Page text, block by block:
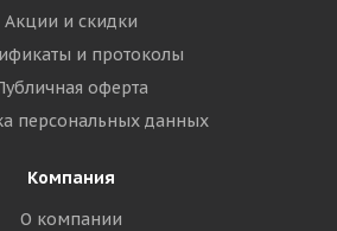
Акции и скидки
и протоколы
оферта
персональных данных
Компания
О компании